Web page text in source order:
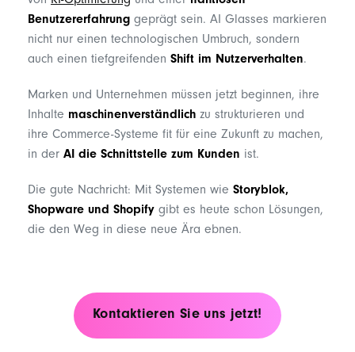
Benutzererfahrung geprägt sein. AI Glasses markieren
nicht nur einen technologischen Umbruch, sondern
auch einen tiefgreifenden Shift im Nutzerverhalten.
Marken und Unternehmen müssen jetzt beginnen, ihre
Inhalte maschinenverständlich zu strukturieren und
ihre Commerce-Systeme fit für eine Zukunft zu machen,
in der AI die Schnittstelle zum Kunden ist.
Die gute Nachricht: Mit Systemen wie Storyblok,
Shopware und Shopify gibt es heute schon Lösungen,
die den Weg in diese neue Ära ebnen.
Kontaktieren Sie uns jetzt!